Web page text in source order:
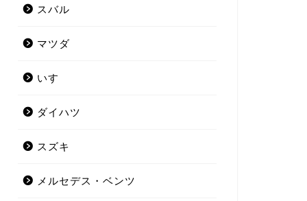
スバル
マツダ
いすゞ
ダイハツ
スズキ
メルセデス・ベンツ